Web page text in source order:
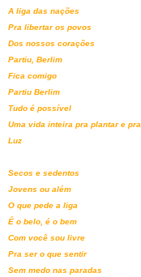
A liga das nações
Pra libertar os povos
Dos nossos corações
Partiu, Berlim
Fica comigo
Partiu Berlim
Tudo é possível
Uma vida inteira pra plantar e
Luz
Secos e sedentos
Jovens ou além
O que pede a liga
É o belo, é o bem
Com você sou livre
Pra ser o que sentir
Sem medo nas paradas